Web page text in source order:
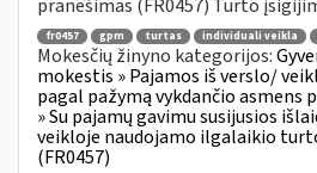
pranešimas (FR0457) Turto
fr0457 gpm turtas individuali veikla
Mokesčių žinyno kategorijos:
mokestis » Pajamos iš verslo/
pagal pažymą vykdančio asmens
» Su pajamų gavimu susijusios
veikloje naudojamo ilgalaikio
(FR0457)